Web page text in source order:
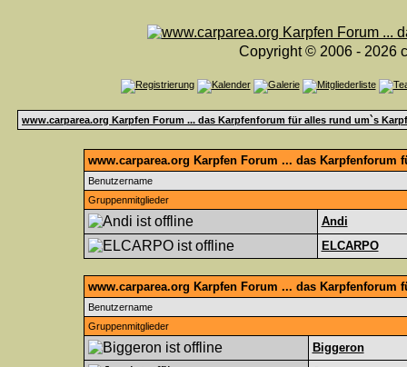
Copyright © 2006 - 2026
www.carparea.org Karpfen Forum ... das Karpfenforum für alles rund um`s
www.carparea.org Karpfen Forum ... das
Benutzername
Gruppenmitglieder
Andi
ELCARPO
www.carparea.org Karpfen Forum ... das Karpfenforum
Benutzername
Gruppenmitglieder
Biggeron